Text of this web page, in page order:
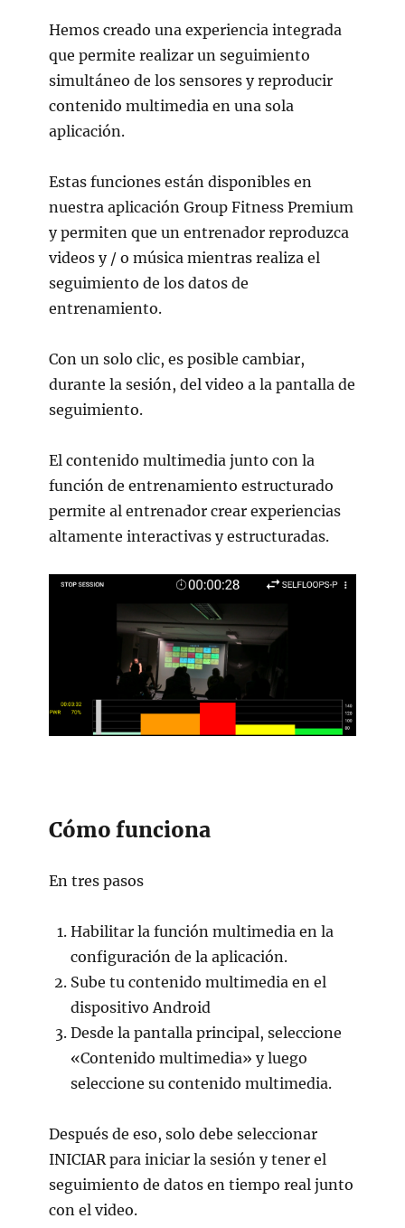
Hemos creado una experiencia integrada
que permite realizar un seguimiento
simultáneo de los sensores y reproducir
contenido multimedia en una sola
aplicación.
Estas funciones están disponibles en
nuestra aplicación Group Fitness Premium
y permiten que un entrenador reproduzca
videos y / o música mientras realiza el
seguimiento de los datos de
entrenamiento.
Con un solo clic, es posible cambiar,
durante la sesión, del video a la pantalla de
seguimiento.
El contenido multimedia junto con la
función de entrenamiento estructurado
permite al entrenador crear experiencias
altamente interactivas y estructuradas.
Cómo funciona
En tres pasos
Habilitar la función multimedia en la
configuración de la aplicación.
Sube tu contenido multimedia en el
dispositivo Android
Desde la pantalla principal, seleccione
«Contenido multimedia» y luego
seleccione su contenido multimedia.
Después de eso, solo debe seleccionar
INICIAR para iniciar la sesión y tener el
seguimiento de datos en tiempo real junto
con el video.